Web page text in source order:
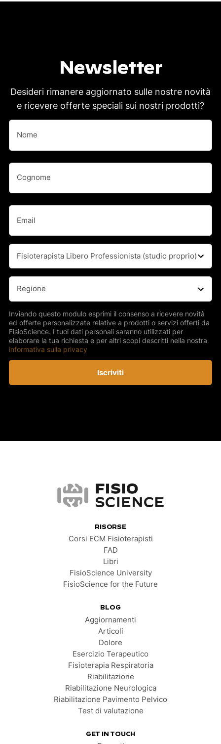
Newsletter
Desideri rimanere aggiornato sulle nostre novità
e ricevere offerte speciali sui nostri prodotti?
Nome
Nome
Email
Professione
Regione
Inviando questo modulo esprimi il consenso a ricevere novità
ed offerte personalizzate relative a prodotti o servizi offerti da
FisioScience. I tuoi dati personali saranno utilizzati per
elaborare la tua richiesta e per altri scopi descritti nella nostra
informativa sulla privacy
Iscriviti
FisioScience
RISORSE
Corsi ECM Fisioterapisti
FAD
Libri
FisioScience University
FisioScience for the Future
BLOG
Aggiornamenti
Articoli
Dolore
Esercizio Terapeutico
Fisioterapia Respiratoria
Riabilitazione
Riabilitazione Neurologica
Riabilitazione Pavimento Pelvico
Test di valutazione
GET IN TOUCH